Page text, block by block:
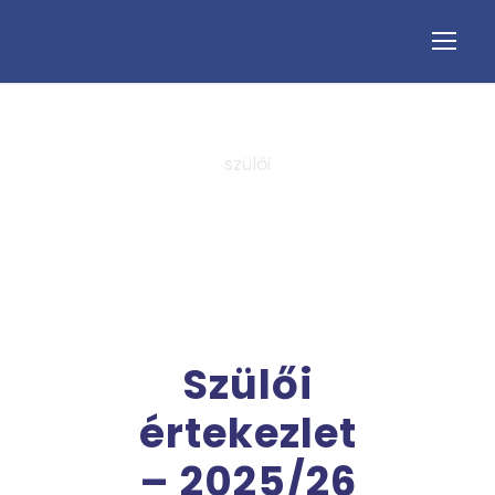
Szülői
értekezlet
– 2025/26